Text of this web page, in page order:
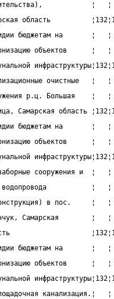
область
бюджетам на
объектов
р.ц. Большая
Самарская область
бюджетам на
объектов
сооружения
водопровода
в пос.
Самарская
бюджетам на
объектов